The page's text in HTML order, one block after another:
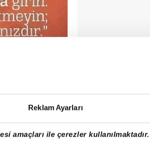
Reklam Ayarları
amaçları ile çerezler kullanılmaktadır.